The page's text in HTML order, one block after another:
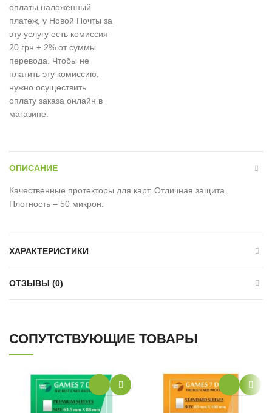
оплаты наложенный
платеж, у Новой Почты за
эту услугу есть комиссия
20 грн + 2% от суммы
перевода. Чтобы не
платить эту комиссию,
нужно осуществить
оплату заказа онлайн в
магазине.
ОПИСАНИЕ
Качественные протекторы для карт. Отличная защита.
Плотность – 50 микрон.
ХАРАКТЕРИСТИКИ
ОТЗЫВЫ (0)
СОПУТСТВУЮЩИЕ ТОВАРЫ